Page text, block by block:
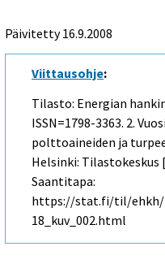
Päivitetty16.9.2008
Viittausohje:
Tilasto: Energian
ISSN=1798-3363. 2.
polttoaineiden ja
Helsinki: Tilastokeskus
Saantitapa:
https://stat.fi/til/ehkh/
18_kuv_002.html